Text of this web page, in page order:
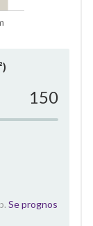
150
Se prognos